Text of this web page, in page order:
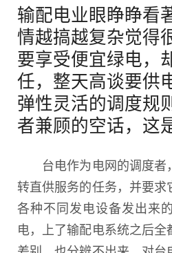
输配电业眼睁睁看
情越搞越复杂觉得
要享受便宜绿电，
任，整天高谈要供
弹性灵活的调度规
者兼顾的空话，这
台电作为电网的调度者
转直供服务的任务，并要
各种不同发电设备发出来
电，上了输配电系统之后